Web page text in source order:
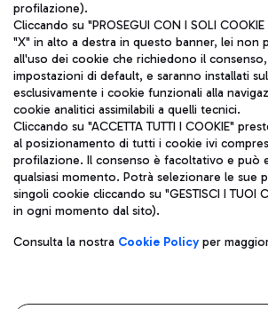
Aeroporti di Roma S.p.A. - Società soggetta
coordinamento di Mundys S.p.A.
Codice fiscale e Registro delle Imprese di
IVA 06572251004
Capitale sociale 62.224.743,00 int. vers.
Sede legale: Via Pier Paolo Racchetti 1 -
telefono +39 06 65951
Privacy policy
Note legali
profilazione).
Cliccando su "PROSEGUI CON I SOLI COOKIE
"X" in alto a destra in questo banner, lei non
all'uso dei cookie che richiedono il
impostazioni di default, e saranno installati
esclusivamente i cookie funzionali alla
cookie analitici assimilabili a quelli tecnici.
Cliccando su "ACCETTA TUTTI I COOKIE"
al posizionamento di tutti i cookie ivi
profilazione. Il consenso è facoltativo e può
qualsiasi momento. Potrà selezionare le sue
singoli cookie cliccando su "GESTISCI I TUOI
in ogni momento dal sito).
Consulta la nostra Cookie Policyper